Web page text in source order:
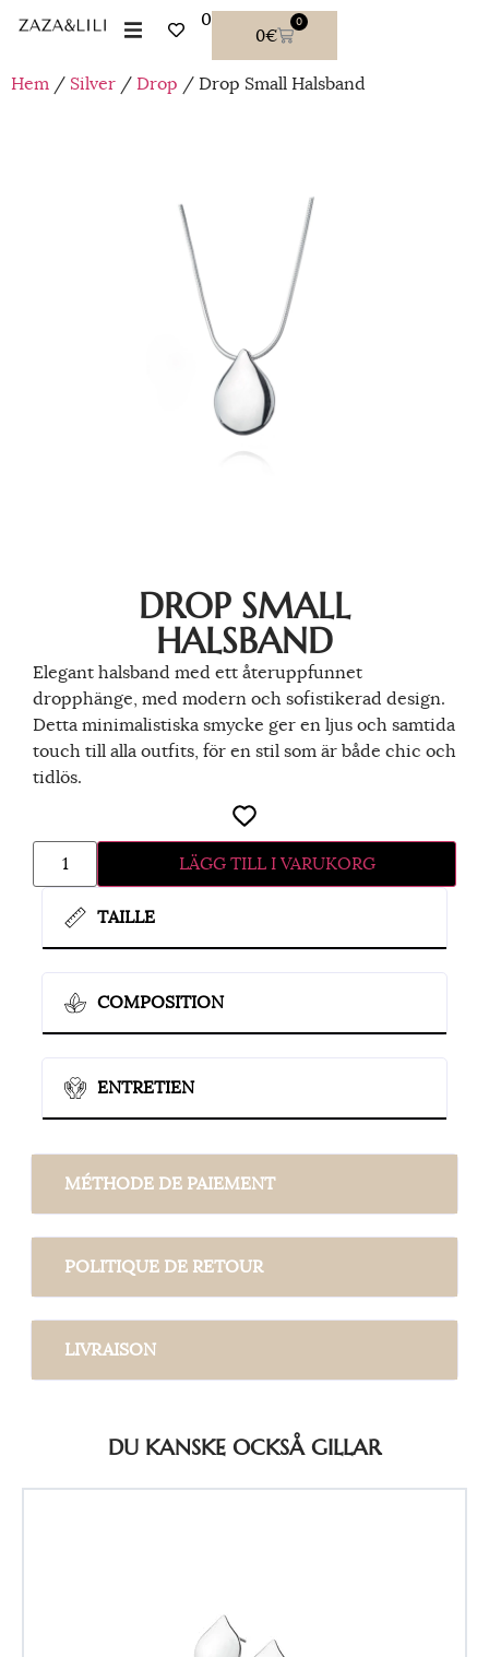
0
0€
0
Hem / Silver / Drop / Drop Small Halsband
DROP SMALL
HALSBAND
Elegant halsband med ett återuppfunnet
dropphänge, med modern och sofistikerad design.
Detta minimalistiska smycke ger en ljus och samtida
touch till alla outfits, för en stil som är både chic och
tidlös.
LÄGG TILL I VARUKORG
TAILLE
COMPOSITION
ENTRETIEN
MÉTHODE DE PAIEMENT
POLITIQUE DE RETOUR
LIVRAISON
DU KANSKE OCKSÅ GILLAR